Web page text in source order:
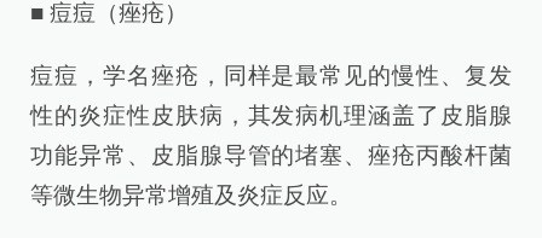
■ 痘痘（痤疮）
痘痘，学名痤疮，同样是最常见的慢性、复发
性的炎症性皮肤病，其发病机理涵盖了皮脂腺
功能异常、皮脂腺导管的堵塞、痤疮丙酸杆菌
等微生物异常增殖及炎症反应。